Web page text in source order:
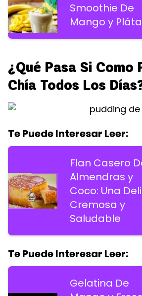
Smoothie De
Mango y
¿Qué Pasa Si Como
Chía Todos Los
Te Puede Interesar Leer:
Flan Casero
Almendras y
Coco: Una
Cremosa y
Saludable
Te Puede Interesar Leer:
Gelatina De